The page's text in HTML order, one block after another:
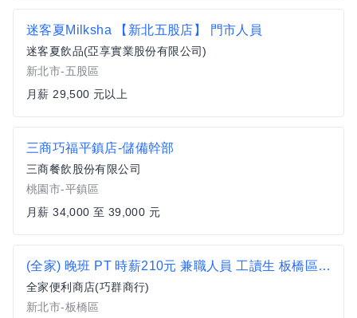
迷客夏Milksha 【新北五股店】 門市人員
迷客夏飲品(亞享實業股份有限公司)
新北市-五股區
月薪 29,500 元以上
三商巧福平鎮店-儲備幹部
三商餐飲股份有限公司
桃園市-平鎮區
月薪 34,000 至 39,000 元
(全家) 晚班 PT 時薪210元 兼職人員 工讀生 板橋區 便利商店 超商 非7-11 南雅夜市 南雅東路
全家便利商店(巧群商行)
新北市-板橋區